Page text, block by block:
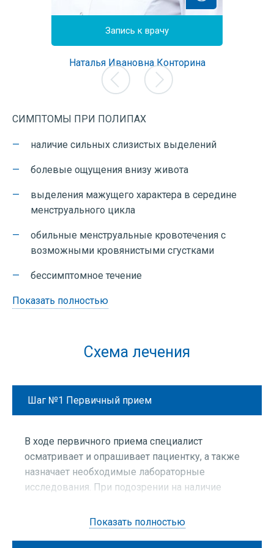
года
Запись к врачу
Наталья Ивановна Конторина
Врач акушер-гинеколог, врач
ультразвуковой диагностики,
Опыт работы: с 2005 года
СИМПТОМЫ ПРИ ПОЛИПАХ
наличие сильных слизистых выделений
болевые ощущения внизу живота
выделения мажущего характера в середине
менструального цикла
обильные менструальные кровотечения с
возможными кровянистыми сгустками
бессимптомное течение
Показать полностью
Схема лечения
Шаг №1 Первичный прием
В ходе первичного приема специалист
осматривает и опрашивает пациентку, а также
назначает необходимые лабораторные
исследования. При подозрении на наличие
органов малого таза.
Методы диагностики:
Показать полностью